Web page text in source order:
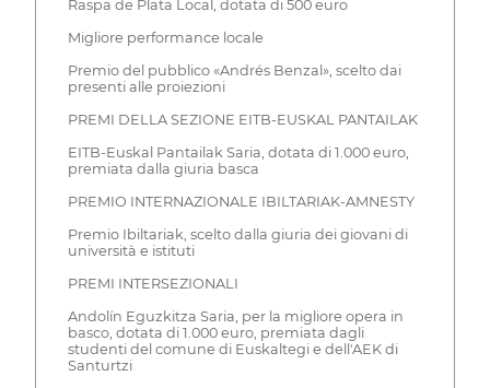
Raspa de Plata Local, dotata di 500 euro
Migliore performance locale
Premio del pubblico «Andrés Benzal», scelto dai
presenti alle proiezioni
PREMI DELLA SEZIONE EITB-EUSKAL PANTAILAK
EITB-Euskal Pantailak Saria, dotata di 1.000 euro,
premiata dalla giuria basca
PREMIO INTERNAZIONALE IBILTARIAK-AMNESTY
Premio Ibiltariak, scelto dalla giuria dei giovani di
università e istituti
PREMI INTERSEZIONALI
Andolín Eguzkitza Saria, per la migliore opera in
basco, dotata di 1.000 euro, premiata dagli
studenti del comune di Euskaltegi e dell'AEK di
Santurtzi